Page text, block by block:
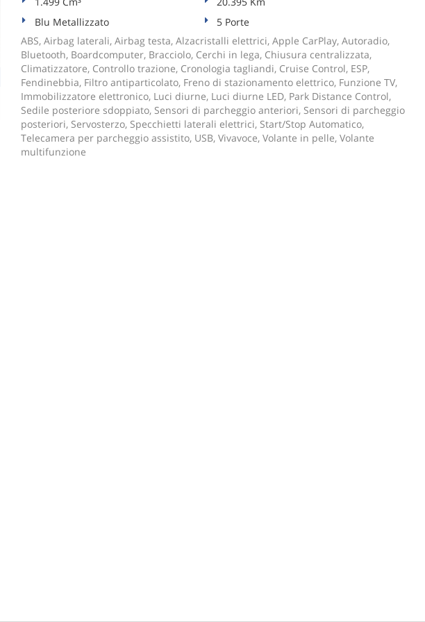
Blu Metallizzato
5 Porte
ABS, Airbag laterali, Airbag testa, Alzacristalli elettrici, Apple CarPlay, Autoradio,
Bluetooth, Boardcomputer, Bracciolo, Cerchi in lega, Chiusura centralizzata,
Climatizzatore, Controllo trazione, Cronologia tagliandi, Cruise Control, ESP,
Fendinebbia, Filtro antiparticolato, Freno di stazionamento elettrico, Funzione TV,
Immobilizzatore elettronico, Luci diurne, Luci diurne LED, Park Distance Control,
Sedile posteriore sdoppiato, Sensori di parcheggio anteriori, Sensori di parcheggio
posteriori, Servosterzo, Specchietti laterali elettrici, Start/Stop Automatico,
Telecamera per parcheggio assistito, USB, Vivavoce, Volante in pelle, Volante
multifunzione